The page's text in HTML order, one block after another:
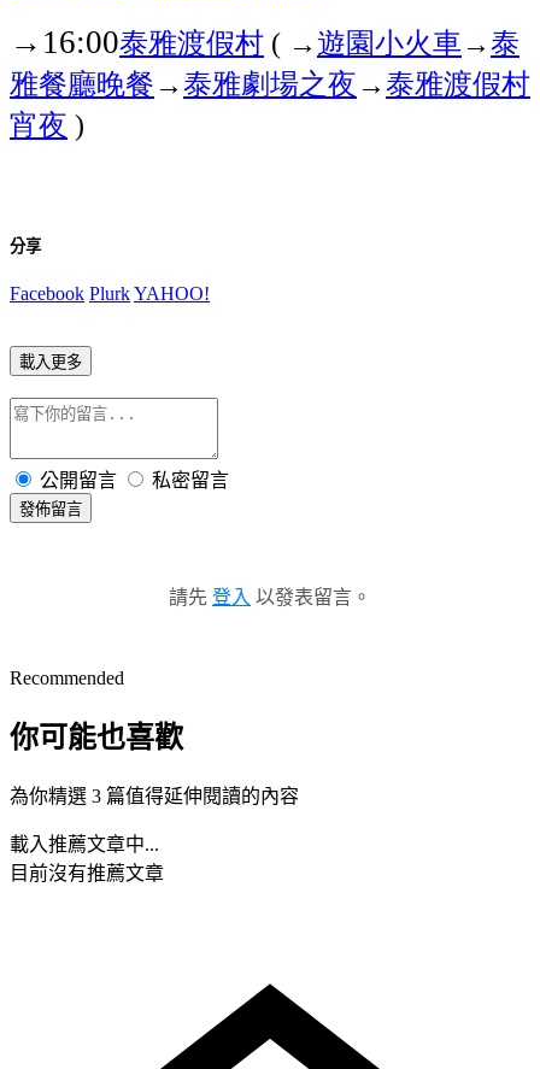
→ 16:00泰雅渡假村 ( →遊園小火車→泰
雅餐廳晚餐→泰雅劇場之夜→泰雅渡假村
宵夜 )
分享
Facebook PlurkYAHOO!
載入更多
公開留言 私密留言
發佈留言
請先 登入 以發表留言。
Recommended
你可能也喜歡
為你精選 3 篇值得延伸閱讀的內容
載入推薦文章中...
目前沒有推薦文章